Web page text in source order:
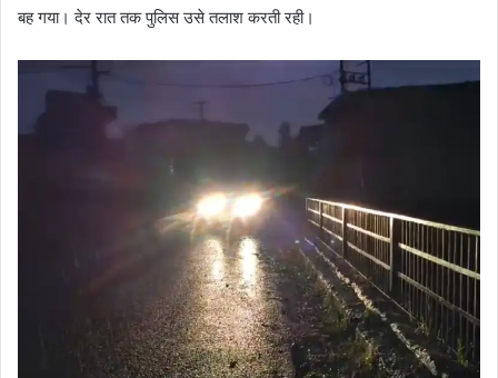
बह गया। देर रात तक पुलिस उसे तलाश करती रही।